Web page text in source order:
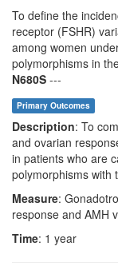
To define the
receptor (FSHR)
among women
polymorphisms in
N680S ---
Primary Outcomes
Description: To
and ovarian
in patients who are
polymorphisms with
Measure:
response and AMH
Time: 1 year